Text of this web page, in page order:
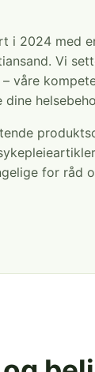
i 2024 med
Vi
våre
for råd